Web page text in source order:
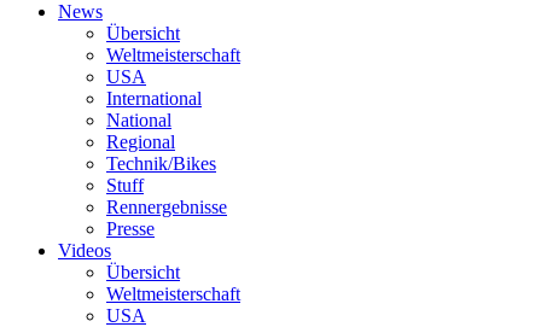
News
Übersicht
Weltmeisterschaft
USA
International
National
Regional
Technik/Bikes
Stuff
Rennergebnisse
Presse
Videos
Übersicht
Weltmeisterschaft
USA